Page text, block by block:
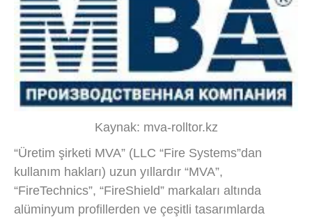
Kaynak: mva-rolltor.kz
“Üretim şirketi MVA” (LLC “Fire Systems”dan
kullanım hakları) uzun yıllardır “MVA”,
“FireTechnics”, “FireShield” markaları altında
alüminyum profillerden ve çeşitli tasarımlarda